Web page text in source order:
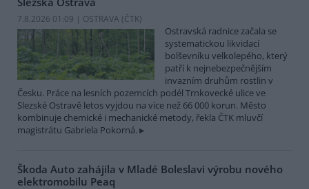
7.8.2026 01:09 | OSTRAVA (ČTK)
Ostravská radnice začala se
systematickou likvidací
bolševníku velkolepého, který
patří k nejnebezpečnějším
invazním druhům rostlin v
Česku. Práce na lesních pozemcích podél Trnkovecké ulice ve
Slezské Ostravě letos vyjdou na více než 66 000 korun. Město
kombinuje chemické i mechanické metody, řekla ČTK mluvčí
magistrátu Gabriela Pokorná.
Škoda Auto zahájila v Mladé Boleslavi výrobu nového
elektromobilu Peaq